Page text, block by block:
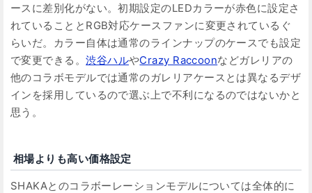
ースに差別化がない。初期設定のLEDカラーが赤色に設定さ
れていることとRGB対応ケースファンに変更されているぐ
らいだ。カラー自体は通常のラインナップのケースでも設定
で変更できる。渋谷ハルやCrazy Raccoonなどガレリアの
他のコラボモデルでは通常のガレリアケースとは異なるデザ
インを採用しているので選ぶ上で不利になるのではないかと
思う。
相場よりも高い価格設定
SHAKAとのコラボーレーションモデルについては全体的に